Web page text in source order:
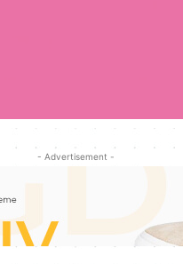
- Advertisement -